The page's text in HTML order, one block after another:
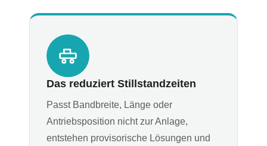
Das reduziert Stillstandzeiten
Passt Bandbreite, Länge oder
Antriebsposition nicht zur Anlage,
entstehen provisorische Lösungen und